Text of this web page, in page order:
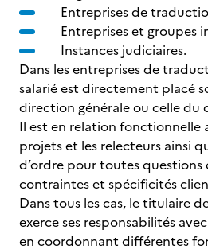
Entreprises de
Entreprises et groupes
Instances judiciaires.
Dans les entreprises de
salarié est directement placé
direction générale ou celle du
Il est en relation fonctionnelle
projets et les relecteurs ainsi
d’ordre pour toutes
contraintes et spécificités
Dans tous les cas, le titulaire
exerce ses responsabilités
en coordonnant différentes